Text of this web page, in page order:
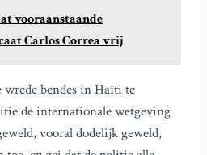
vooraanstaande
Carlos Correa vrij
wrede bendes in Haïti te
de internationale wetgeving
vooral dodelijk geweld,